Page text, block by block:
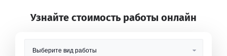
Узнайте стоимость работы онлайн